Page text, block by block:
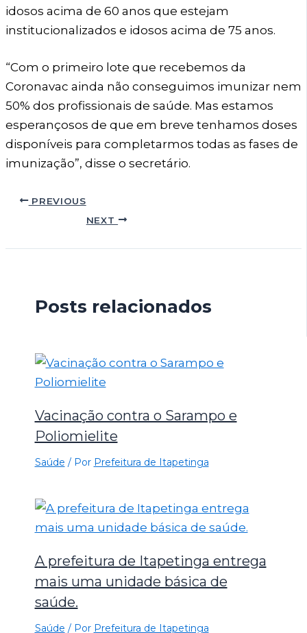
idosos acima de 60 anos que estejam
institucionalizados e idosos acima de 75 anos.
“Com o primeiro lote que recebemos da
Coronavac ainda não conseguimos imunizar nem
50% dos profissionais de saúde. Mas estamos
esperançosos de que em breve tenhamos doses
disponíveis para completarmos todas as fases de
imunização”, disse o secretário.
PREVIOUS
NEXT
Posts relacionados
Vacinação contra o Sarampo e
Poliomielite
Saúde / Por Prefeitura de Itapetinga
A prefeitura de Itapetinga entrega
mais uma unidade básica de
saúde.
Saúde / Por Prefeitura de Itapetinga